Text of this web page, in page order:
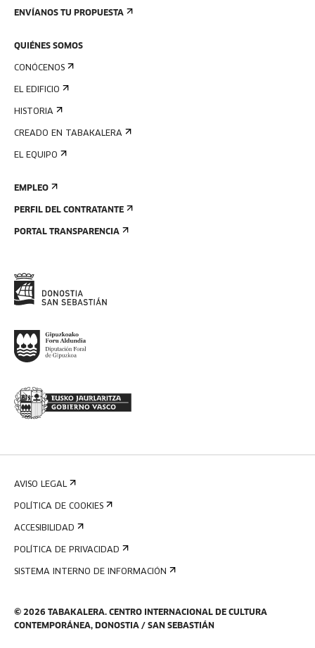
ENVÍANOS TU PROPUESTA
QUIÉNES SOMOS
CONÓCENOS
EL EDIFICIO
HISTORIA
CREADO EN TABAKALERA
EL EQUIPO
EMPLEO
PERFIL DEL CONTRATANTE
PORTAL TRANSPARENCIA
© 2026 TABAKALERA. CENTRO INTERNACIONAL DE CULTURA
CONTEMPORÁNEA, DONOSTIA / SAN SEBASTIÁN
AVISO LEGAL
POLÍTICA DE COOKIES
ACCESIBILIDAD
POLÍTICA DE PRIVACIDAD
SISTEMA INTERNO DE INFORMACIÓN